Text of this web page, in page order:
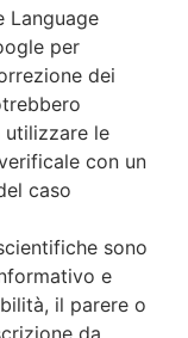
Language
per
dei
utilizzare le
con un
caso
sono
e
il parere o
da